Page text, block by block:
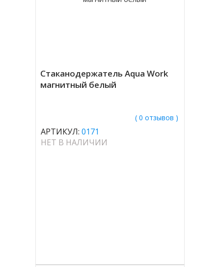
Стаканодержатель Aqua Work
магнитный белый
( 0 отзывов )
АРТИКУЛ: 0171
НЕТ В НАЛИЧИИ